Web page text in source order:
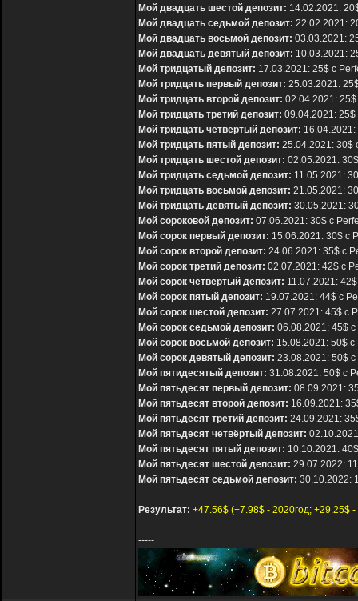
Мой двадцать шестой депозит: 14.02.2021:
Мой двадцать седьмой депозит: 22.02.2021:
Мой двадцать восьмой депозит: 03.03.2021:
Мой двадцать девятый депозит: 10.03.2021:
Мой тридцатый депозит: 17.03.2021: 25$ с
Мой тридцать первый депозит: 25.03.2021:
Мой тридцать второй депозит: 02.04.2021:
Мой тридцать третий депозит: 09.04.2021:
Мой тридцать четвёртый депозит:
Мой тридцать пятый депозит: 25.04.2021: 30$
Мой тридцать шестой депозит: 02.05.2021:
Мой тридцать седьмой депозит: 11.05.2021:
Мой тридцать восьмой депозит: 21.05.2021:
Мой тридцать девятый депозит: 30.05.2021:
Мой сороковой депозит: 07.06.2021: 30$ с
Мой сорок первый депозит: 15.06.2021: 30$ с
Мой сорок второй депозит: 24.06.2021: 35$ с
Мой сорок третий депозит: 02.07.2021: 42$ с
Мой сорок четвёртый депозит: 11.07.2021:
Мой сорок пятый депозит: 19.07.2021: 44$ с
Мой сорок шестой депозит: 27.07.2021: 45$ с
Мой сорок седьмой депозит: 06.08.2021: 45$
Мой сорок восьмой депозит: 15.08.2021: 50$
Мой сорок девятый депозит: 23.08.2021: 50$
Мой пятидесятый депозит: 31.08.2021: 50$ с
Мой пятьдесят первый депозит: 08.09.2021:
Мой пятьдесят второй депозит: 16.09.2021:
Мой пятьдесят третий депозит: 24.09.2021:
Мой пятьдесят четвёртый депозит:
Мой пятьдесят пятый депозит: 10.10.2021:
Мой пятьдесят шестой депозит: 29.07.2022:
Мой пятьдесят седьмой депозит: 30.10.2022:
Результат: +47.56$ (+7.98$ - 2020год; +29.25$
-----